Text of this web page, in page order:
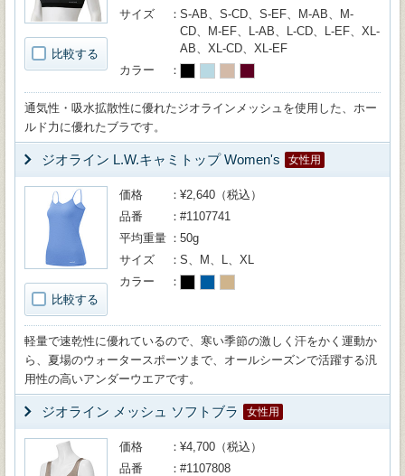
比較する
サイズ
S-AB、S-CD、S-EF、M-AB、M-
CD、M-EF、L-AB、L-CD、L-EF、XL-
AB、XL-CD、XL-EF
カラー
通気性・吸水拡散性に優れたジオラインメッシュを使用した、ホー
ルド力に優れたブラです。
ジオライン L.W.キャミトップ Women's 女性用
比較する
価格
¥2,640（税込）
品番
#1107741
平均重量
50g
サイズ
S、M、L、XL
カラー
軽量で速乾性に優れているので、寒い季節の激しく汗をかく運動か
ら、夏場のウォータースポーツまで、オールシーズンで活躍する汎
用性の高いアンダーウエアです。
ジオライン メッシュ ソフトブラ 女性用
価格
¥4,700（税込）
品番
#1107808